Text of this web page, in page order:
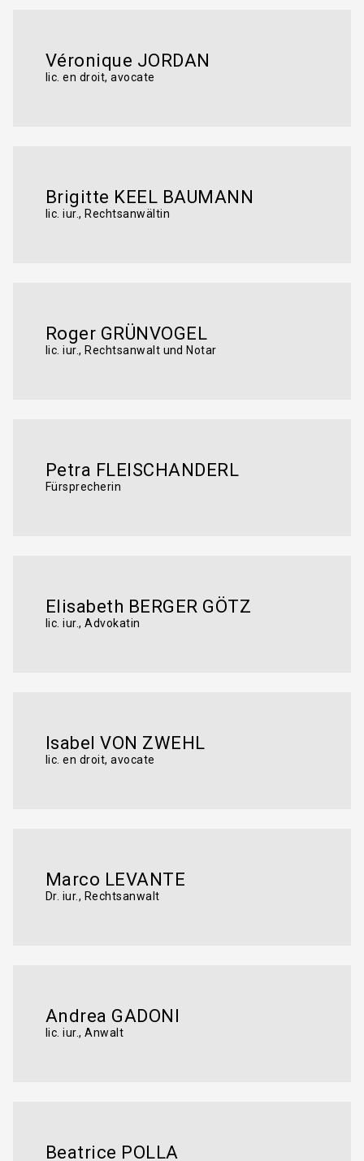
Véronique JORDAN
lic. en droit, avocate
Brigitte KEEL BAUMANN
lic. iur., Rechtsanwältin
Roger GRÜNVOGEL
lic. iur., Rechtsanwalt und Notar
Petra FLEISCHANDERL
Fürsprecherin
Elisabeth BERGER GÖTZ
lic. iur., Advokatin
Isabel VON ZWEHL
lic. en droit, avocate
Marco LEVANTE
Dr. iur., Rechtsanwalt
Andrea GADONI
lic. iur., Anwalt
Beatrice POLLA